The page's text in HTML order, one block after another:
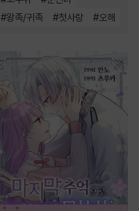
#왕족/귀족 #첫사랑 #오해